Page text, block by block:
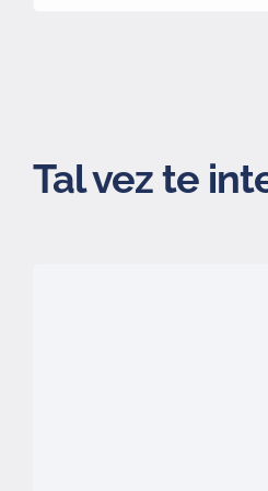
Tal vez te